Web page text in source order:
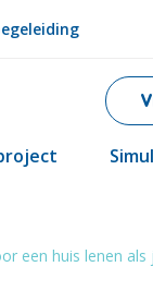
een huis lenen als